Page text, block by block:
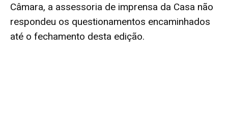
Câmara, a assessoria de imprensa da Casa não
respondeu os questionamentos encaminhados
até o fechamento desta edição.